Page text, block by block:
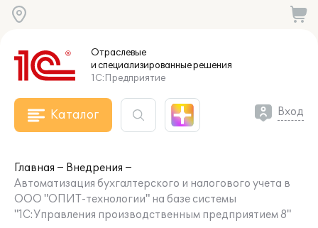
Отраслевые
и специализированныерешения
1С:Предприятие
Каталог Вход
Главная
Внедрения
Автоматизация бухгалтерского и налогового учета в
ООО "ОПИТ-технологии" на базе системы
"1С:Управления производственным предприятием 8"